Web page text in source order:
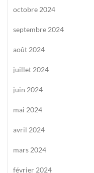
octobre 2024
septembre 2024
août 2024
juillet 2024
juin 2024
mai 2024
avril 2024
mars 2024
février 2024